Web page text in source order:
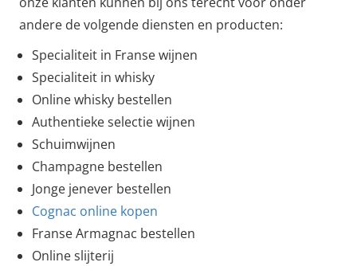
andere de volgende diensten en producten:
Specialiteit in Franse wijnen
Specialiteit in whisky
Online whisky bestellen
Authentieke selectie wijnen
Schuimwijnen
Champagne bestellen
Jonge jenever bestellen
Cognac online kopen
Franse Armagnac bestellen
Online slijterij